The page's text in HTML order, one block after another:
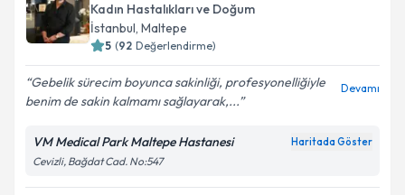
Kadın Hastalıkları ve Doğum
İstanbul, Maltepe
5 (92 Değerlendirme)
Gebelik sürecim boyunca sakinliği, profesyonelliğiyle
benim de sakin kalmamı sağlayarak,...
Devamı
VM Medical Park Maltepe Hastanesi Haritada Göster
Cevizli, Bağdat Cad. No:547